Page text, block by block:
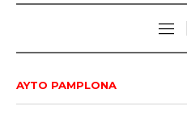
AYTO PAMPLONA